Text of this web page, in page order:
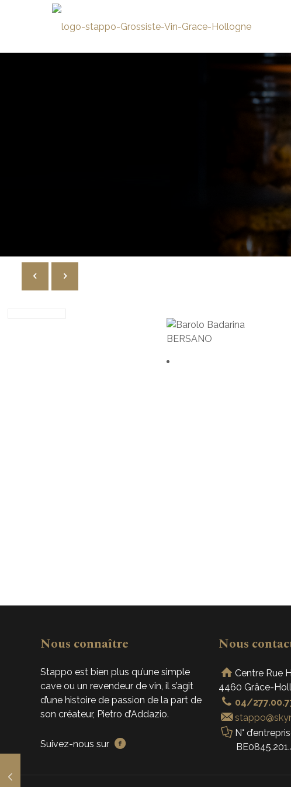
Nous connaître
Stappo est bien plus qu’une simple
cave ou un revendeur de vin, il s’agit
d’une histoire de passion de la part de
son créateur, Pietro d’Addazio.
Suivez-nous sur
Nous
Centre Rue
4460 Grâce-
04/
N°